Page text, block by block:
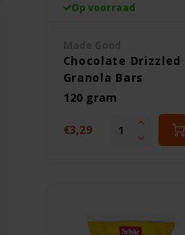
Op voorraad
Chocolate Drizzled
Granola Bars
Birthday Cake
Flavour 5 stuks -
Glutenvrij
120 gram
€3,29